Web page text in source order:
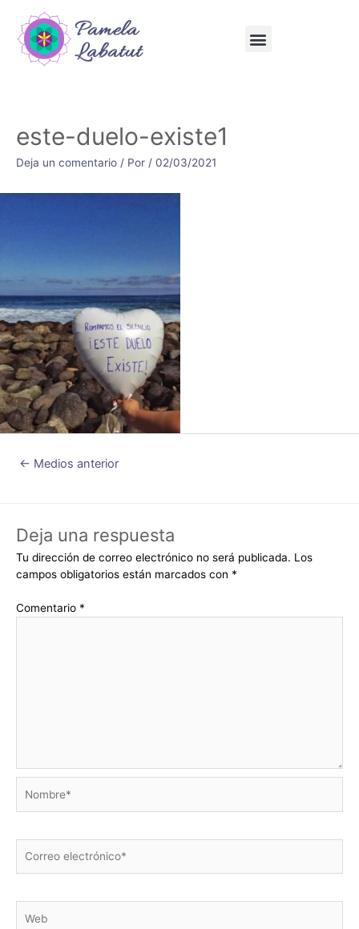
este-duelo-existe1
Deja un comentario / Por / 02/03/2021
← Medios anterior
Deja una respuesta
Tu dirección de correo electrónico no será publicada. Los
campos obligatorios están marcados con *
Comentario *